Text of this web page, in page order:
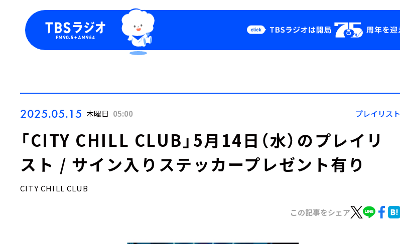
Podcast
YouTube
会社情報
2025.05.15 木曜日 05:00 プレイリスト
「CITY CHILL CLUB」5月14日（水）のプレイリ
スト / サイン入りステッカープレゼント有り
CITY CHILL CLUB
この記事をシェア